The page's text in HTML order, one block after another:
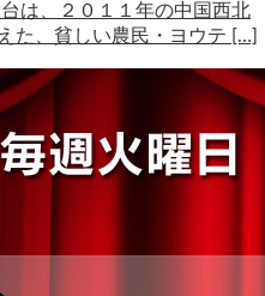
は、２０１１年の中国西北
た、貧しい農民・ヨウテ […]